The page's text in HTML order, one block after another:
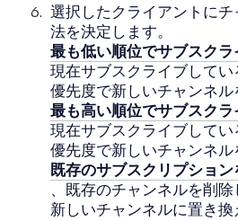
選択したクライアントに
法を決定します。
最も低い順位でサブスクラ
現在サブスクライブして
優先度で新しいチャンネル
最も高い順位でサブスクラ
現在サブスクライブして
優先度で新しいチャンネル
既存のサブスクリプション
、既存のチャンネルを削除
新しいチャンネルに置き換